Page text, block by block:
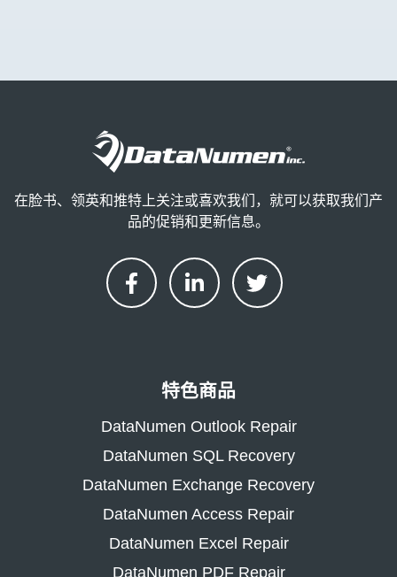
在脸书、领英和推特上关注或喜欢我们，就可以获取我们产
品的促销和更新信息。
特色商品
DataNumen Outlook Repair
DataNumen SQL Recovery
DataNumen Exchange Recovery
DataNumen Access Repair
DataNumen Excel Repair
DataNumen PDF Repair